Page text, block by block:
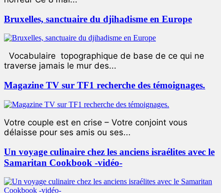
Bruxelles, sanctuaire du djihadisme en Europe
Vocabulaire topographique de base de ce qui ne
traverse jamais le mur des...
Magazine TV sur TF1 recherche des témoignages.
Votre couple est en crise – Votre conjoint vous
délaisse pour ses amis ou ses...
Un voyage culinaire chez les anciens israélites avec le
Samaritan Cookbook -vidéo-